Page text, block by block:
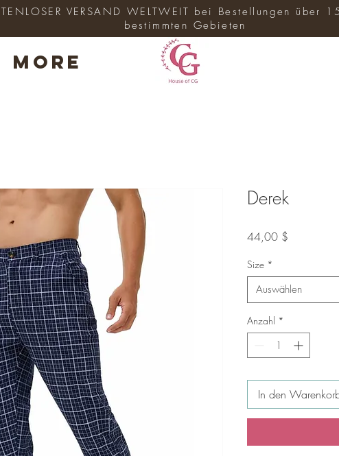
More
VERSAND WELTWEIT bei Bestellungen über
bestimmten Gebieten
Derek
44,00 $
Size *
Auswählen
Anzahl *
In den